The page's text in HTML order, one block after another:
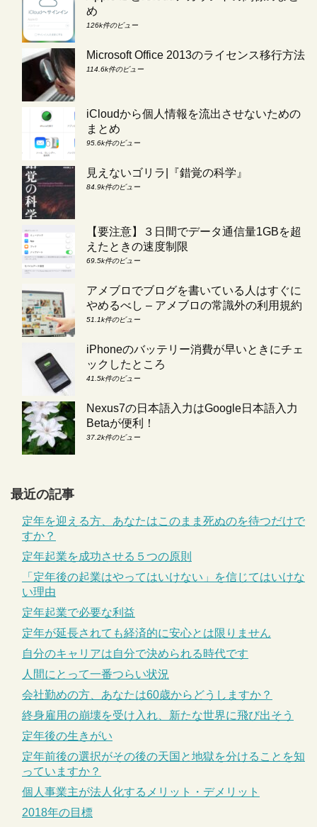
め
126k件のビュー
Microsoft Office 2013のライセンス移行方法
114.6k件のビュー
iCloudから個人情報を流出させないための
まとめ
95.6k件のビュー
見えないゴリラ|『錯覚の科学』
84.9k件のビュー
【要注意】３日間でデータ通信量1GBを超
えたときの速度制限
69.5k件のビュー
アメブロでブログを書いている人はすぐに
やめるべし – アメブロの常識外の利用規約
51.1k件のビュー
iPhoneのバッテリー消費が早いときにチェ
ックしたところ
41.5k件のビュー
Nexus7の日本語入力はGoogle日本語入力
Betaが便利！
37.2k件のビュー
最近の記事
定年を迎える方、あなたはこのまま死ぬのを待つだけで
すか？
定年起業を成功させる５つの原則
「定年後の起業はやってはいけない」を信じてはいけな
い理由
定年起業で必要な利益
定年が延長されても経済的に安心とは限りません
自分のキャリアは自分で決められる時代です
人間にとって一番つらい状況
会社勤めの方、あなたは60歳からどうしますか？
終身雇用の崩壊を受け入れ、新たな世界に飛び出そう
定年後の生きがい
定年前後の選択がその後の天国と地獄を分けることを知
っていますか？
個人事業主が法人化するメリット・デメリット
2018年の目標